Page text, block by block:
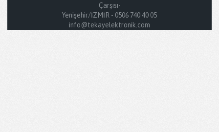
Çarşısı-
Yenişehir/İZMİR - 0506 740 40 05
info@tekayelektronik.com